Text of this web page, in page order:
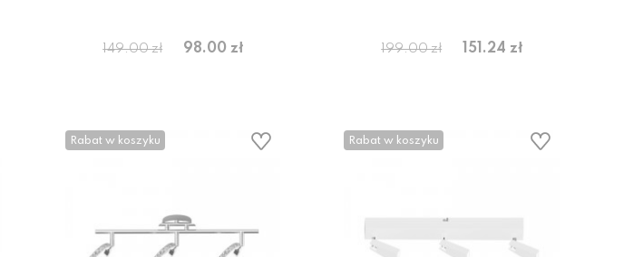
149.00 zł 98.00 zł 199.00 zł 151.24 zł
Rabat w koszyku Rabat w koszyku